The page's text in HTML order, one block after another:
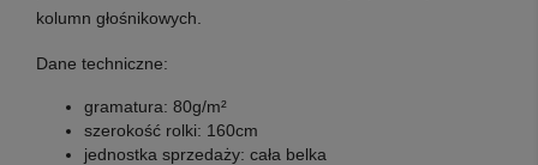
kolumn głośnikowych.
Dane techniczne:
gramatura: 80g/m²
szerokość rolki: 160cm
jednostka sprzedaży: cała belka